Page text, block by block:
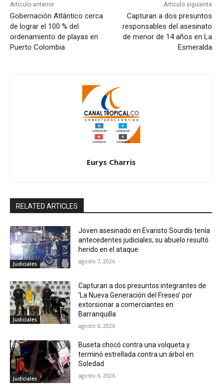
Artículo anterior
Gobernación Atlántico cerca
de lograr el 100 % del
ordenamiento de playas en
Puerto Colombia
Artículo siguiente
Capturan a dos presuntos
responsables del asesinato
de menor de 14 años en La
Esmeralda
Eurys Charris
RELATED ARTICLES
Judiciales
Joven asesinado en Evaristo Sourdís tenía
antecedentes judiciales; su abuelo resultó
herido en el ataque
agosto 7, 2026
Judiciales
Capturan a dos presuntos integrantes de
‘La Nueva Generación del Freseo’ por
extorsionar a comerciantes en
Barranquilla
agosto 6, 2026
Judiciales
Buseta chocó contra una volqueta y
terminó estrellada contra un árbol en
Soledad
agosto 6, 2026